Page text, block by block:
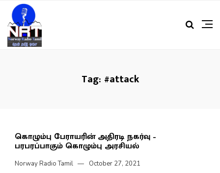
Tag: #attack
கொழும்பு பேராயரின் அதிரடி நகர்வு –
பரபரப்பாகும் கொழும்பு அரசியல்
Norway Radio Tamil October 27, 2021